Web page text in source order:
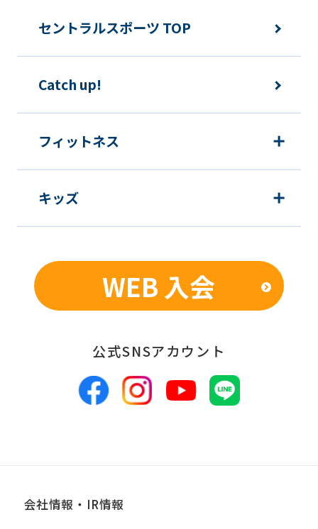
セントラルスポーツ TOP
Catch up!
フィットネス
キッズ
WEB 入会
公式SNSアカウント
会社情報・IR情報